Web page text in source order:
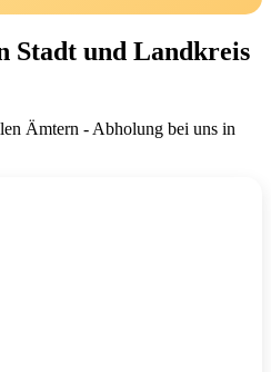
Stadt und Landkreis
Ämtern - Abholung bei uns in